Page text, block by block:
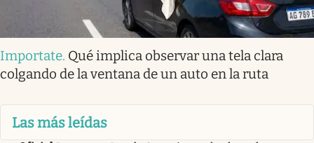
Importate. Qué implica observar una tela clara
colgando de la ventana de un auto en la ruta
Las más leídas